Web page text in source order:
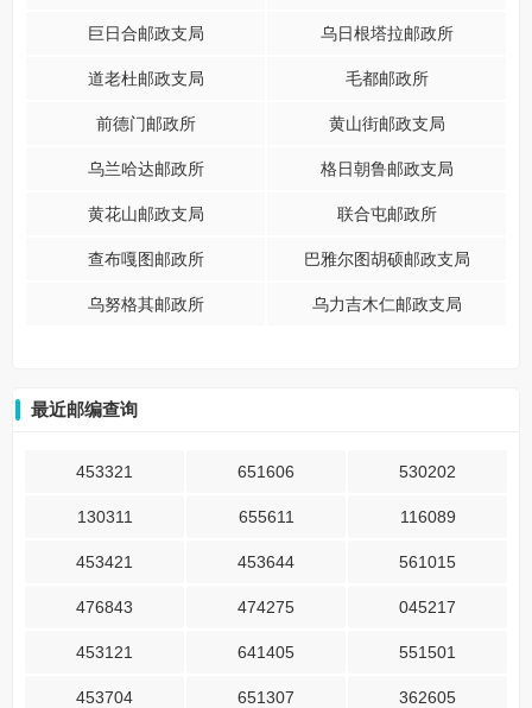
巨日合邮政支局 乌日根塔拉邮政所
道老杜邮政支局 毛都邮政所
前德门邮政所 黄山街邮政支局
乌兰哈达邮政所 格日朝鲁邮政支局
黄花山邮政支局 联合屯邮政所
查布嘎图邮政所 巴雅尔图胡硕邮政支局
乌努格其邮政所 乌力吉木仁邮政支局
最近邮编查询
453321 651606 530202
130311 655611 116089
453421 453644 561015
476843 474275 045217
453121 641405 551501
453704 651307 362605